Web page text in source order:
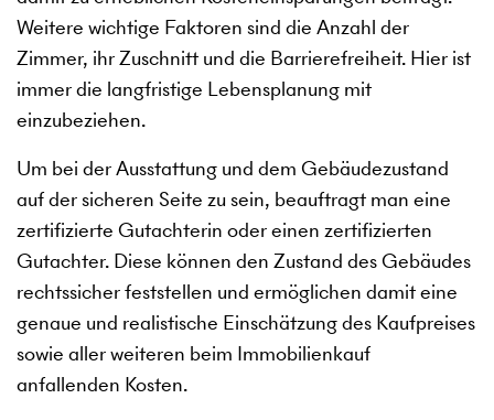
Weitere wichtige Faktoren sind die Anzahl der
Zimmer, ihr Zuschnitt und die Barrierefreiheit. Hier ist
immer die langfristige Lebensplanung mit
einzubeziehen.
Um bei der Ausstattung und dem Gebäudezustand
auf der sicheren Seite zu sein, beauftragt man eine
zertifizierte Gutachterin oder einen zertifizierten
Gutachter. Diese können den Zustand des Gebäudes
rechtssicher feststellen und ermöglichen damit eine
genaue und realistische Einschätzung des Kaufpreises
sowie aller weiteren beim Immobilienkauf
anfallenden Kosten.